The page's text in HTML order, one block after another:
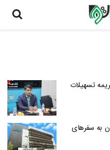
تسهیلات
به سفر‌های